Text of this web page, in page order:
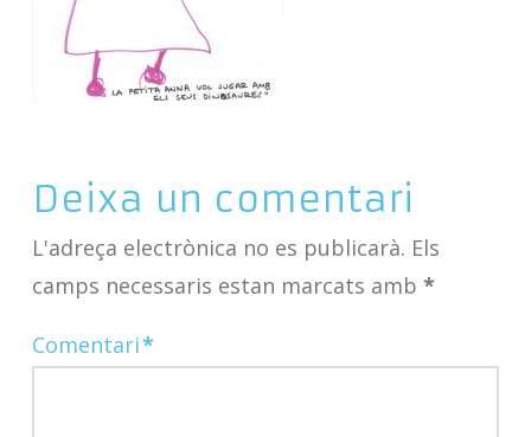
Deixa un comentari
L'adreça electrònica no es publicarà. Els
camps necessaris estan marcats amb *
Comentari*